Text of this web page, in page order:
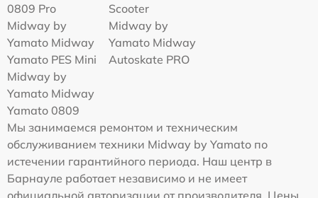
0809 Pro
Scooter
Midway by
Yamato Midway
Yamato PES Mini
Midway by
Yamato Midway
Autoskate PRO
Midway by
Yamato Midway
Yamato 0809
Мы занимаемся ремонтом и техническим
обслуживанием техники Midway by Yamato по
истечении гарантийного периода. Наш центр в
Барнауле работает независимо и не имеет